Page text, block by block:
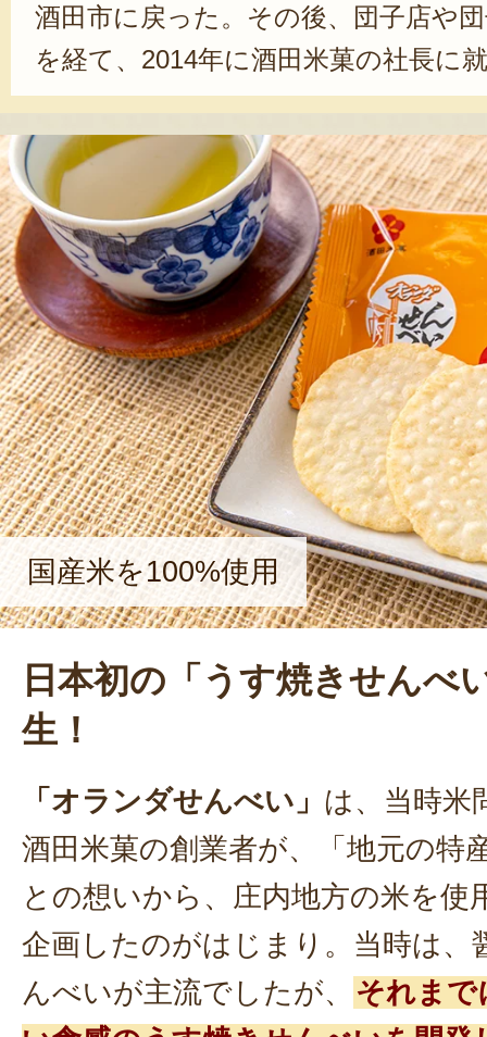
酒田市に戻った。その後、団子店や
を経て、2014年に酒田米菓の社長に
んべい」の更なる知名度向上を目指
施設と直売所を併設した「オランダ
FACTORY」をオープンさせた。ま
店や消費者に直接届ける仕組みづく
なファンと販路拡大のため、経営手
国産米を100%使用
日本初の「うす焼きせんべ
生！
「オランダせんべい」 は、当時米
酒田米菓の創業者が、「地元の特
との想いから、庄内地方の米を使
企画したのがはじまり。当時は、
んべいが主流でしたが、
それまで